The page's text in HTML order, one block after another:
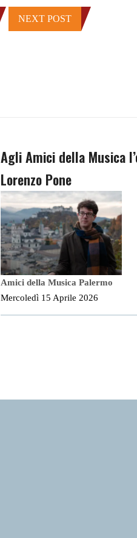
NEXT POST
Agli Amici della Musica
Lorenzo Pone
Amici della Musica Palermo
Mercoledì 15 Aprile 2026